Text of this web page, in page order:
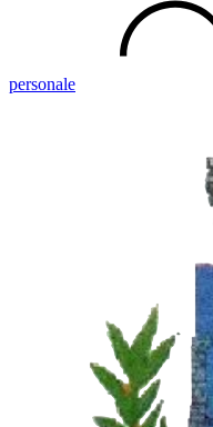
personale